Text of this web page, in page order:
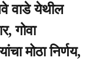
वाडे येथील
गोवा
मोठा निर्णय,